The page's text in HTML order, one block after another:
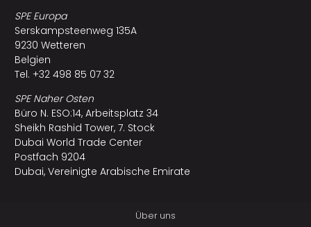
SPE Europa
Serskampsteenweg 135A
9230 Wetteren
Belgien
Tel. +32 498 85 07 32
SPE Naher Osten
Büro N. ESO:14, Arbeitsplatz 34
Sheikh Rashid Tower, 7. Stock
Dubai World Trade Center
Postfach 9204
Dubai, Vereinigte Arabische Emirate
Über uns